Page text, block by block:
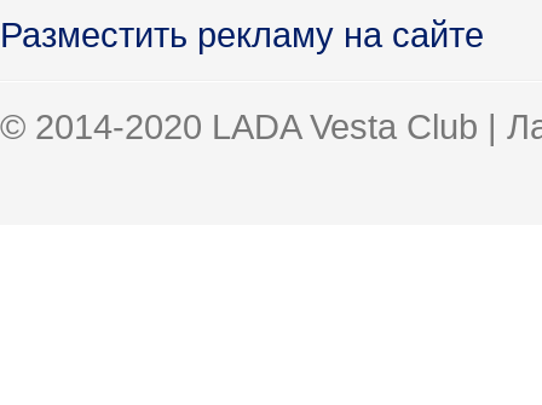
Разместить рекламу на сайте
© 2014-2020 LADA Vesta Club |